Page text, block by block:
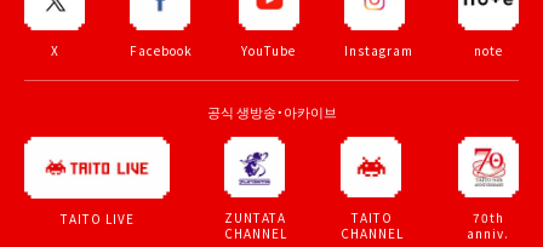
X Facebook YouTube Instagram note
공식 생방송・아카이브
TAITO LIVE
ZUNTATA
CHANNEL
TAITO
CHANNEL
70th
anniv.